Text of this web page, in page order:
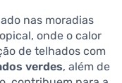
nas moradias
onde o calor
de telhados com
verdes, além de